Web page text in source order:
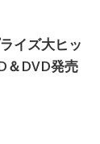
イズ大ヒッ
＆DVD発売